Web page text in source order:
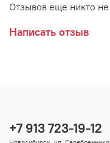
Отзывов еще никто не
Написать отзыв
+7 913 723-19-12